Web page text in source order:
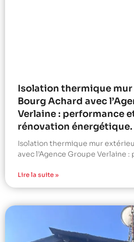
Isolation thermique
Bourg Achard avec
Verlaine : performance
rénovation énergétique.
Isolation thermique mur
avec l’Agence Groupe Verlaine
Lire la suite »